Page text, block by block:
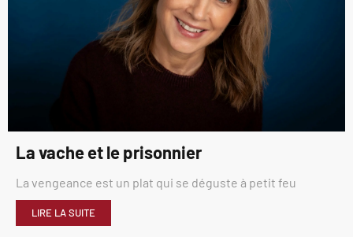
La vache et le prisonnier
La vengeance est un plat qui se déguste à petit feu
LIRE LA SUITE